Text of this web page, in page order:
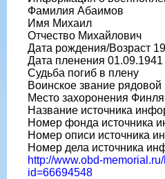
Фамилия Абаимов
Имя Михаил
Отчество Михайлович
Дата рождения/Возраст
Дата пленения 01.09.1941
Судьба погиб в плену
Воинское звание рядовой
Место захоронения
Название источника
Номер фонда источника
Номер описи источника
Номер дела источника
http://www.obd-
id=66694548